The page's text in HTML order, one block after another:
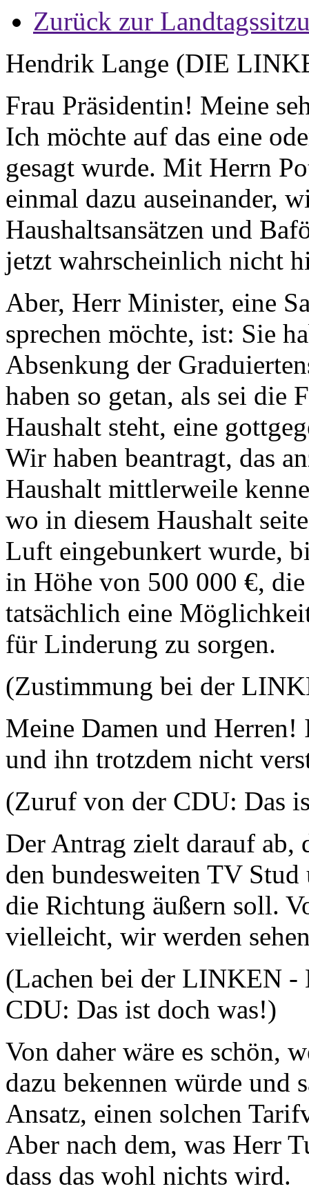
Zurück zur
Hendrik Lange (DIE
Frau Präsidentin! Meine
Ich möchte auf das eine
gesagt wurde. Mit Herrn
einmal dazu auseinander,
Haushaltsansätzen und
jetzt wahrscheinlich nicht
Aber, Herr Minister, eine
sprechen möchte, ist: Sie
Absenkung der
haben so getan, als sei die
Haushalt steht, eine
Wir haben beantragt, das
Haushalt mittlerweile
wo in diesem Haushalt
Luft eingebunkert wurde,
in Höhe von 500 000 €,
tatsächlich eine
für Linderung zu sorgen.
(Zustimmung bei der
Meine Damen und
und ihn trotzdem nicht
(Zuruf von der CDU: Das
Der Antrag zielt darauf ab,
den bundesweiten TV
die Richtung äußern soll.
vielleicht, wir werden
(Lachen bei der LINKEN -
CDU: Das ist doch was!)
Von daher wäre es schön,
dazu bekennen würde und
Ansatz, einen solchen
Aber nach dem, was Herr
dass das wohl nichts wird.